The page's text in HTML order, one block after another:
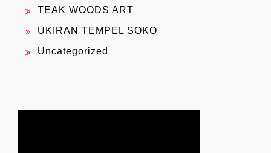
TEAK WOODS ART
UKIRAN TEMPEL SOKO
Uncategorized